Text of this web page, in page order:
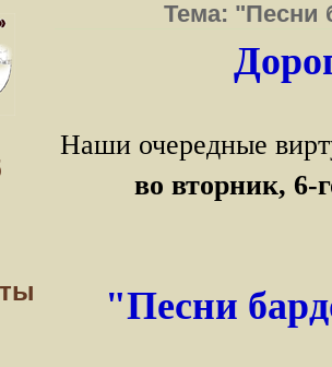
Тема: "Песни
Наши очередные
во вторник, 6-
"Песни